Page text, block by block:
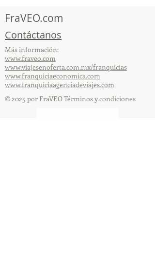
FraVEO.com
Contáctanos
Más información:
www.fraveo.com
www.viajesenoferta.com.mx/franquicias
www.franquiciaeconomica.com
www.franquiciaagenciadeviajes.com
© 2025 por FraVEO Términos y condiciones